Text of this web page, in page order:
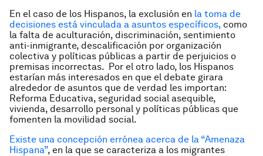
En el caso de los Hispanos, la exclusión en la toma de
decisiones está vinculada a asuntos específicos, como
la falta de aculturación, discriminación, sentimiento
anti-inmigrante, descalificación por organización
colectiva y políticas públicas a partir de perjuicios o
premisas incorrectas. Por el otro lado, los Hispanos
estarían más interesados en que el debate girara
alrededor de asuntos que de verdad les importan:
Reforma Educativa, seguridad social asequible,
vivienda, desarrollo personal y políticas públicas que
fomenten la movilidad social.
Existe una concepción errónea acerca de la “Amenaza
Hispana”, en la que se caracteriza a los migrantes